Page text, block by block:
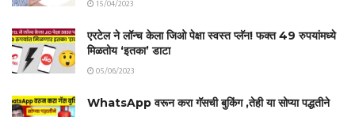
15/04/2023
एरटेल ने लॉन्च केला जिओ पेक्षा स्वस्त प्लॅन! फक्त 49 रुपयांमध्ये
मिळतोय ‘इतका’ डाटा
05/06/2023
WhatsApp वरून करा गॅसची बुकिंग ,तेही या सोप्या पद्धतीने